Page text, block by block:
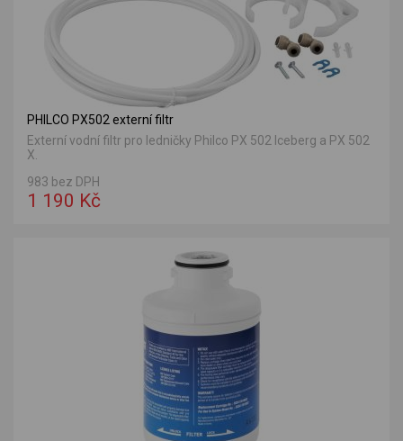
PHILCO PX502 externí filtr
Externí vodní filtr pro ledničky Philco PX 502 Iceberg a PX 502
X.
983 bez DPH
1 190 Kč